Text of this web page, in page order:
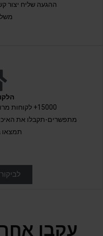
ההגעה שליח יצור
15000+
מתפשרים-תקבלו את
תמצאו
עקבו